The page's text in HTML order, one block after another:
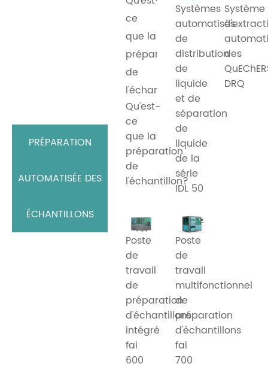
PRÉPARATION
AUTOMATISÉE DES
ÉCHANTILLONS
Qu'est-
ce
que la
préparation
de
l'échantillon?
Systèmes
automatisés
de
distribution
de
liquide
et de
séparation
de
liquide
de la
série
IDL 50
Système
des
DRQ
Poste
de
travail
de
préparation
d'échantillons
intégré
fai
600
Poste
de
travail
multifonctionnel
de
préparation
d'échantillons
fai
700